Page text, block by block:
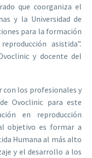
que coorganiza el
y la Universidad de
para la formación
asistida”.
y docente del
los profesionales y
Ovoclinic para este
en reproducción
objetivo es formar a
Humana al más alto
y el desarrollo a los